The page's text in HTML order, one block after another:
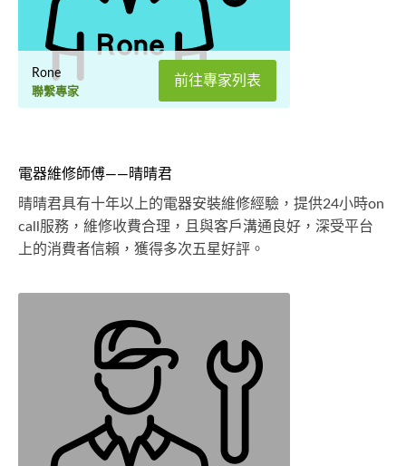
Rone
聯繫專家
前往專家列表
電器維修師傅——晴晴君
晴晴君具有十年以上的電器安裝維修經驗，提供24小時on
call服務，維修收費合理，且與客戶溝通良好，深受平台
上的消費者信賴，獲得多次五星好評。